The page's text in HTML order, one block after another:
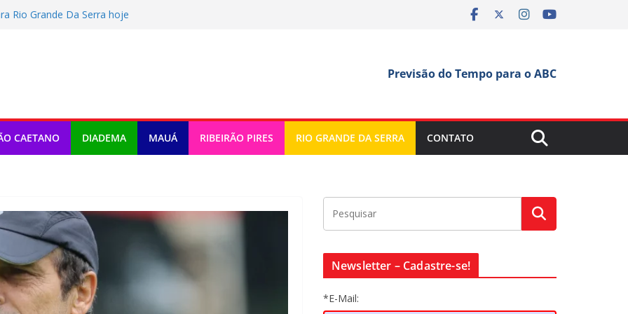
Rio Grande Da Serra hoje
Terceira Idade 2026
tem atividades em Santo André
criação da lei do Pix Pensão
Previsão do Tempo para o ABC
CAETANO DIADEMA MAUÁ RIBEIRÃO PIRES RIO GRANDE DA SERRA CONTATO
Newsletter – Cadastre-se!
*E-Mail: